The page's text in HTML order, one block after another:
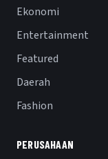
Ekonomi
Entertainment
Featured
Daerah
Fashion
PERUSAHAAN